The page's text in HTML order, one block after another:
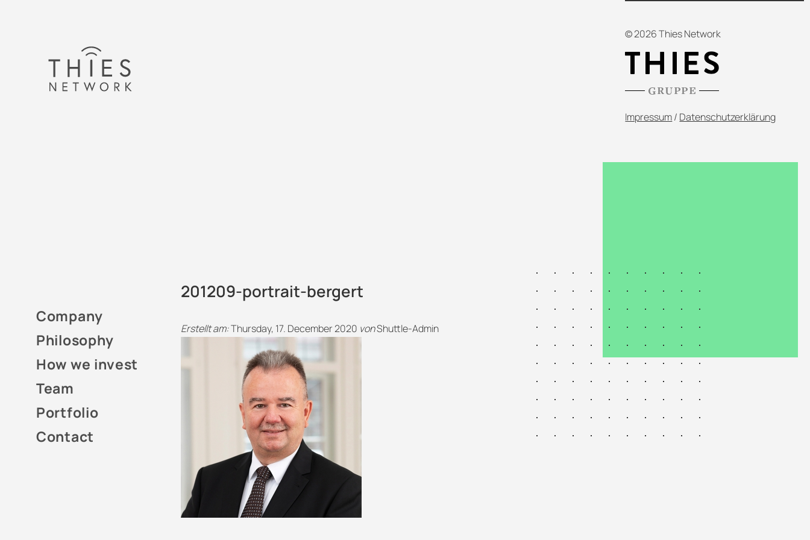
Company
Philosophy
How we invest
Team
Portfolio
Contact
201209-portrait-bergert
Erstellt am:Thursday, 17. December 2020 vonShuttle-Admin
© 2026 Thies Network
Impressum/ Datenschutzerklärung